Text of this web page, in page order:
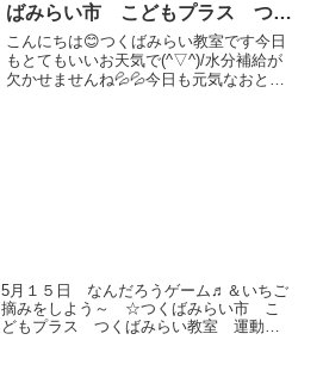
ばみらい市 こどもプラス つく
ばみらい教室 運動療育 運動遊
び 放課後等デイサービス 受給
者証 発達支援🍓
こんにちは😊つくばみらい教室です今日
もとてもいいお天気で(^▽^)/水分補給が
欠かせませんね💦💦今日も元気なおとも
5月１５日 なんだろうゲーム♬＆いちご
摘みをしよう～ ☆つくばみらい市 こ
どもプラス つくばみらい教室 運動療